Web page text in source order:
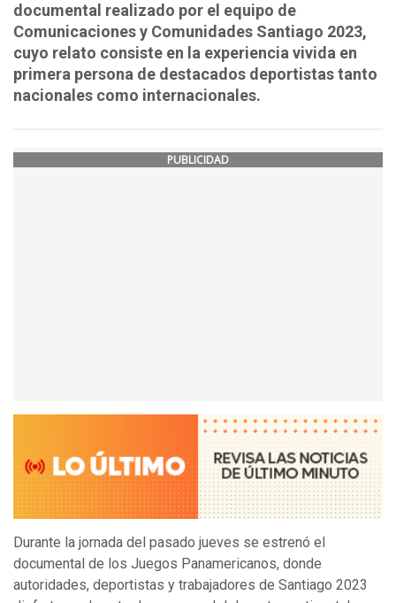
documental realizado por el equipo de
Comunicaciones y Comunidades Santiago 2023,
cuyo relato consiste en la experiencia vivida en
primera persona de destacados deportistas tanto
nacionales como internacionales.
PUBLICIDAD
Durante la jornada del pasado jueves se estrenó el
documental de los Juegos Panamericanos, donde
autoridades, deportistas y trabajadores de Santiago 2023